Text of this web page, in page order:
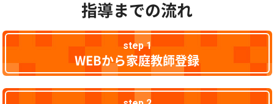
指導までの流れ
step 1
WEBから家庭教師登録